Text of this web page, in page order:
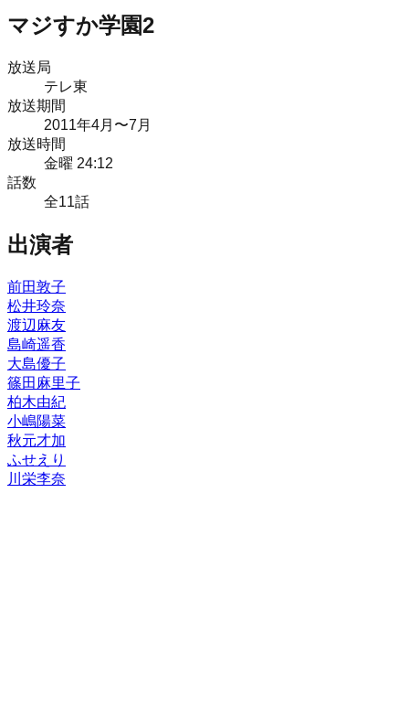
マジすか学園2
放送局
テレ東
放送期間
2011年4月 〜7月
放送時間
金曜 24:12
話数
全11話
出演者
前田敦子
松井玲奈
渡辺麻友
島崎遥香
大島優子
篠田麻里子
柏木由紀
小嶋陽菜
秋元才加
ふせえり
川栄李奈